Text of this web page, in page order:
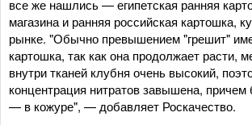
все же нашлись — египетская ранняя
магазина и ранняя российская картошка,
рынке. "Обычно превышением "грешит"
картошка, так как она продолжает расти,
внутри тканей клубня очень высокий,
концентрация нитратов завышена, причем
— в кожуре", — добавляет Роскачество.